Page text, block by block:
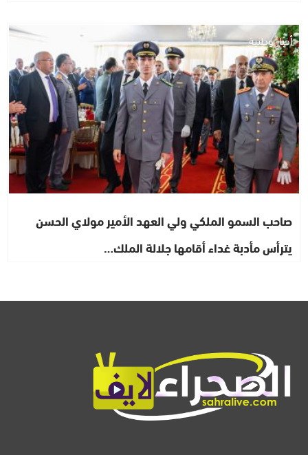
أخبار وطنية
صاحب السمو الملكي ولي العهد الأمير مولاي الحسن
يترأس مأدبة غداء أقامها جلالة الملك…